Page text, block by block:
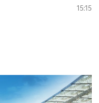
15:15